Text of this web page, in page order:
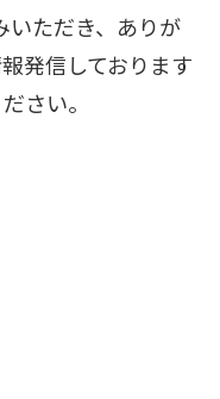
いただき、ありが
発信しております
さい。